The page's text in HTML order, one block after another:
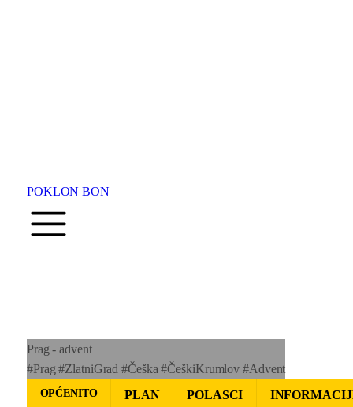
POKLON BON
Prag - advent
#Prag #ZlatniGrad #Češka #ČeškiKrumlov #Advent
OPĆENITO
PLAN
POLASCI